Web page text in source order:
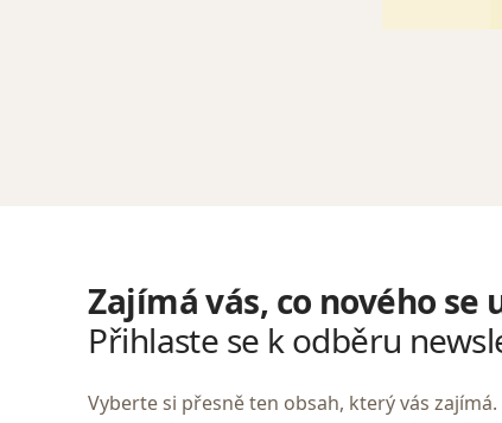
Zajímá vás, co nového se
Přihlaste se k odběru
Vyberte si přesně ten obsah, který vás